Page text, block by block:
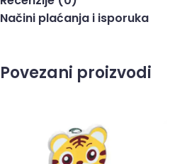
Načini plaćanja i isporuka
Povezani proizvodi